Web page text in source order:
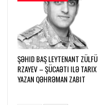
ŞƏHID BAŞ LEYTENANT ZÜLFÜ
RZAYEV – ŞÜCAƏTI ILƏ TARIX
YAZAN QƏHRƏMAN ZABIT